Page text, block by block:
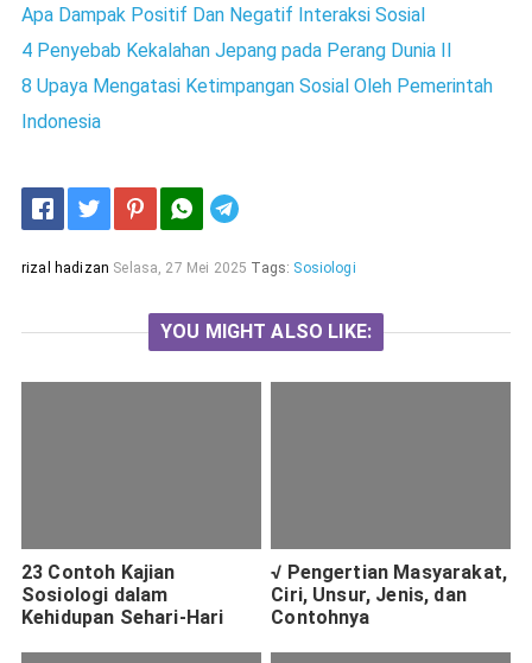
Apa Dampak Positif Dan Negatif Interaksi Sosial
4 Penyebab Kekalahan Jepang pada Perang Dunia II
8 Upaya Mengatasi Ketimpangan Sosial Oleh Pemerintah
Indonesia
rizal hadizan Selasa, 27 Mei 2025 Tags: Sosiologi
YOU MIGHT ALSO LIKE:
23 Contoh Kajian
Sosiologi dalam
Kehidupan Sehari-Hari
√ Pengertian Masyarakat,
Ciri, Unsur, Jenis, dan
Contohnya